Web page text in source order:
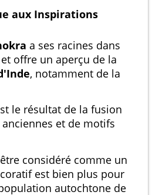
aux Inspirations
a ses racines dans
offre un aperçu de la
, notamment de la
le résultat de la fusion
et de motifs
considéré comme un
est bien plus pour
autochtone de